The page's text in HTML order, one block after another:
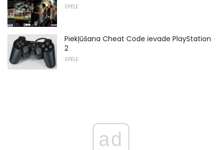
SPĒLE
Piekļūšana Cheat Code ievade PlayStation
2
SPĒLE
ad